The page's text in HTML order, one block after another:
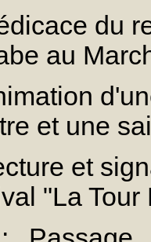
du
au
et une
et
"La